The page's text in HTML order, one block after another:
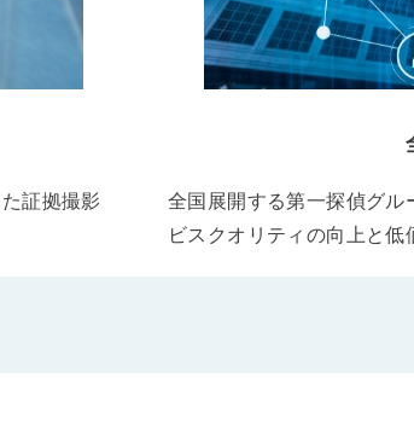
証拠撮影
全国展開する第一探偵グ
ビスクオリティの向上と